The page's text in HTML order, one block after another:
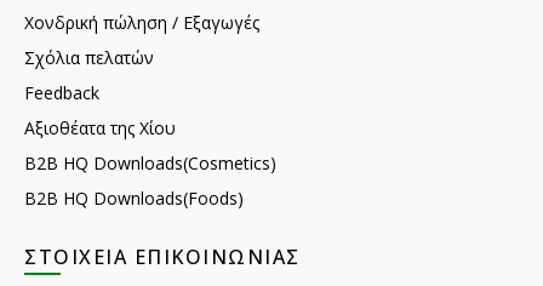
Χονδρική πώληση / Εξαγωγές
Σχόλια πελατών
Feedback
Αξιοθέατα της Χίου
B2B HQ Downloads(Cosmetics)
B2B HQ Downloads(Foods)
ΣΤΟΙΧΕΊΑ ΕΠΙΚΟΙΝΩΝΊΑΣ